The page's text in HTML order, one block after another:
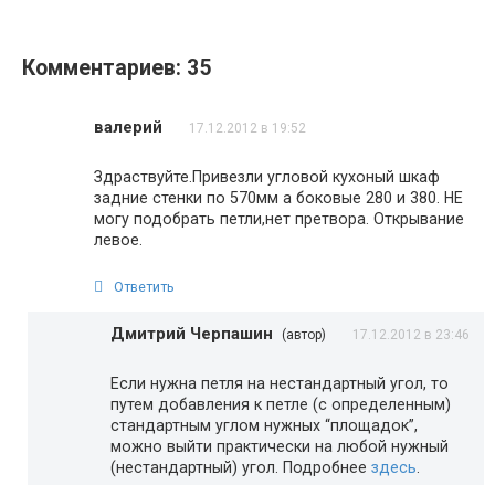
Комментариев: 35
валерий 17.12.2012 в 19:52
Здраствуйте.Привезли угловой кухоный шкаф
задние стенки по 570мм а боковые 280 и 380. НЕ
могу подобрать петли,нет претвора. Открывание
левое.
Ответить
Дмитрий Черпашин (автор) 17.12.2012 в 23:46
Если нужна петля на нестандартный угол, то
путем добавления к петле (с определенным)
стандартным углом нужных “площадок”,
можно выйти практически на любой нужный
(нестандартный) угол. Подробнее здесь